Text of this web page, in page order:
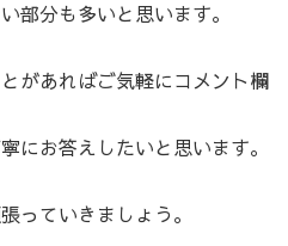
部分も多いと思います。
があればご気軽にコメント欄
にお答えしたいと思います。
っていきましょう。